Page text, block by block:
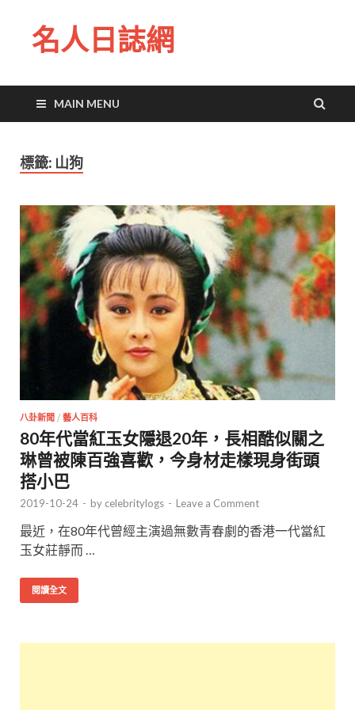
名人日誌網
MAIN MENU
標籤: 山狗
八卦新聞 / 藝人百科
80年代當紅玉女隱退20年，長相酷似關之
琳曾被陳百強喜歡，今身材走樣現身街頭
搭小巴
2019-10-24 - by celebritylogs - Leave a Comment
最近，在80年代曾經主演過無數青春劇的香港一代當紅
玉女莊靜而 …
閱讀全文